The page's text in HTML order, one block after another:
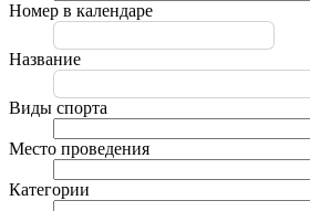
Номер в календаре
Название
Виды спорта
Место проведения
Категории